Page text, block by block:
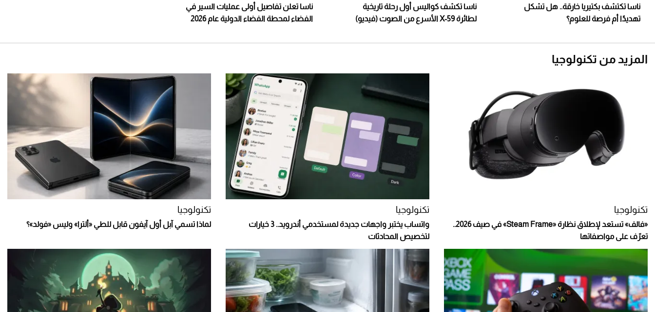
ناسا تكتشف بكتيريا خارقة.. هل تشكل
تهديدًا أم فرصة للعلوم؟
ناسا تكشف كواليس أول رحلة تاريخية
لطائرة X-59 الأسرع من الصوت (فيديو)
ناسا تعلن تفاصيل أولى عمليات السير في
الفضاء لمحطة الفضاء الدولية عام 2026
المزيد من تكنولوجيا
تكنولوجيا
«فالف» تستعد لإطلاق نظارة «Steam Frame» في صيف 2026..
تعرّف على مواصفاتها
تكنولوجيا
واتساب يختبر واجهات جديدة لمستخدمي أندرويد.. 3 خيارات
لتخصيص المحادثات
تكنولوجيا
لماذا تسمي آبل أول آيفون قابل للطي «ألترا» وليس «فولد»؟